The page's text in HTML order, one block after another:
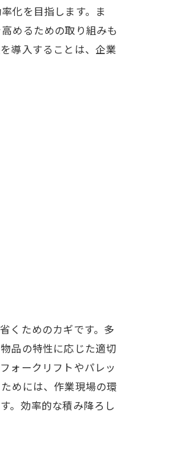
化を目指します。ま
めるための取り組みも
導入することは、企業
くためのカギです。多
品の特性に応じた適切
ォークリフトやパレッ
めには、作業現場の環
。効率的な積み降ろし